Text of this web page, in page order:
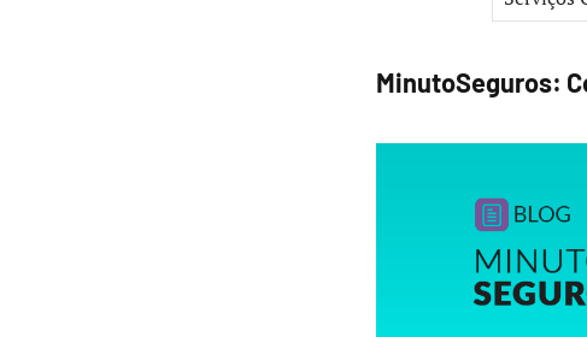
MinutoSeguros: